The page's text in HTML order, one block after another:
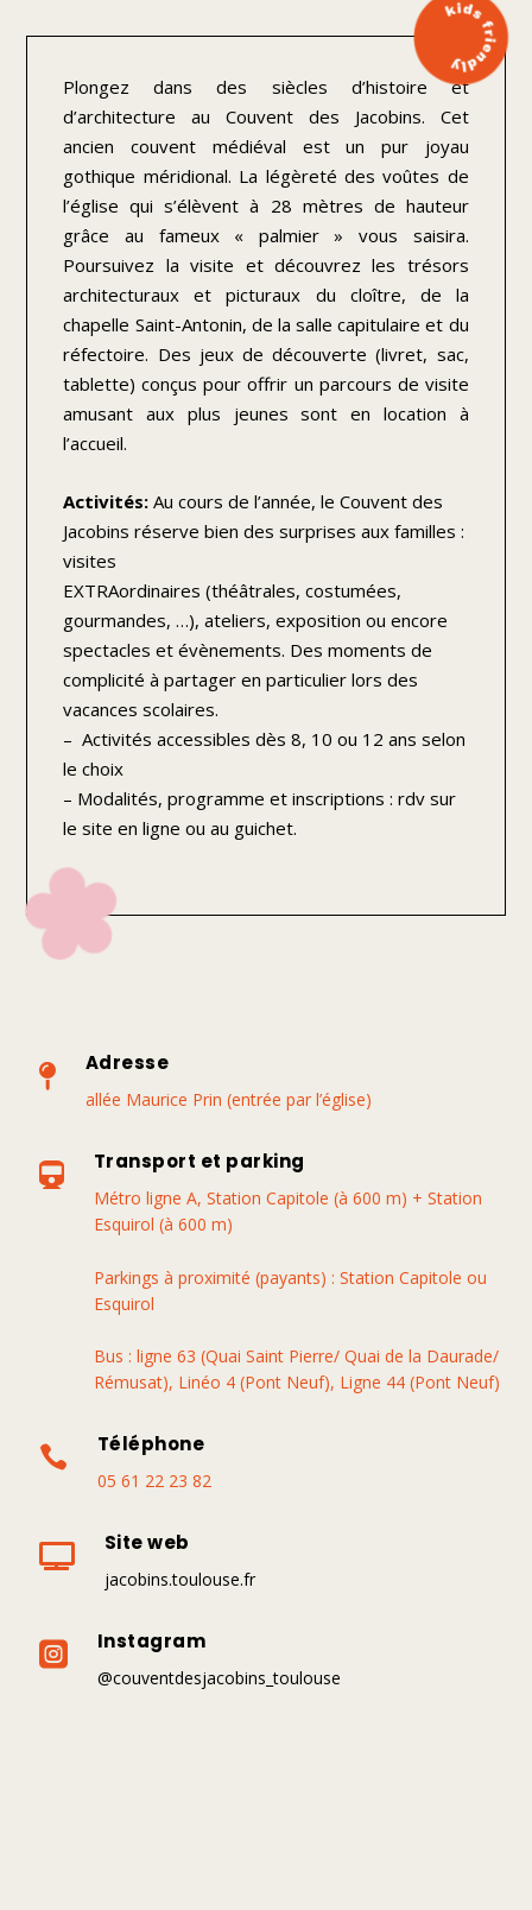
Plongez dans des siècles d’histoire et
d’architecture au Couvent des Jacobins. Cet
ancien couvent médiéval est un pur joyau
gothique méridional. La légèreté des voûtes de
l’église qui s’élèvent à 28 mètres de hauteur
grâce au fameux « palmier » vous saisira.
Poursuivez la visite et découvrez les trésors
architecturaux et picturaux du cloître, de la
chapelle Saint-Antonin, de la salle capitulaire et du
réfectoire. Des jeux de découverte (livret, sac,
tablette) conçus pour offrir un parcours de visite
amusant aux plus jeunes sont en location à
l’accueil.
Activités:Au cours de l’année, le Couvent des
Jacobins réserve bien des surprises aux familles :
visites
EXTRAordinaires (théâtrales, costumées,
gourmandes, …), ateliers, exposition ou encore
spectacles et évènements. Des moments de
complicité à partager en particulier lors des
vacances scolaires.
– Activités accessibles dès 8, 10 ou 12 ans selon
le choix
– Modalités, programme et inscriptions : rdv sur
le site en ligne ou au guichet.
 Adresse
allée Maurice Prin (entrée par l’église)
 Transport et parking
Métro ligne A, Station Capitole (à 600 m) + Station
Esquirol (à 600 m)
Parkings à proximité (payants) : Station Capitole ou
Esquirol
Bus : ligne 63 (Quai Saint Pierre/ Quai de la Daurade/
Rémusat), Linéo 4 (Pont Neuf), Ligne 44 (Pont Neuf)
 Téléphone
05 61 22 23 82
 Site web
jacobins.toulouse.fr
 Instagram
@couventdesjacobins_toulouse